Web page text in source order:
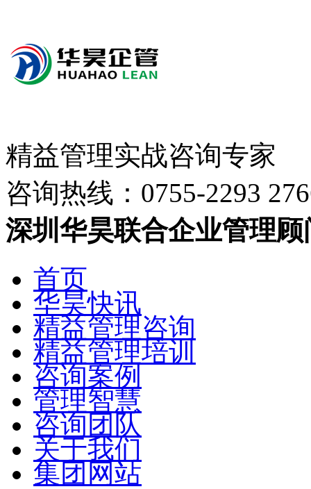
精益管理实战咨询专家
咨询热线： 0755-2293
深圳华昊联合企业管理
首页
华昊快讯
精益管理咨询
精益管理培训
咨询案例
管理智慧
咨询团队
关于我们
集团网站